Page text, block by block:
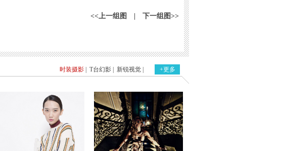
<<上一组图 下一组图>>
+更多
时装摄影 T台幻影 新锐视觉